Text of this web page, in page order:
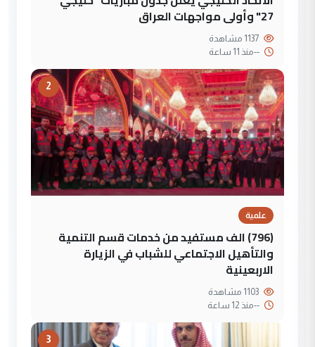
27" وأولى مواجهات العراق
--منذ 11 ساعة
2
علمية
(796) الف مستفيد من خدمات قسم التنمية
والتأهيل الاجتماعي للشباب في الزيارة
الاربعينية
--منذ 12 ساعة
3